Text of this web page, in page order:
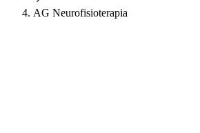
AG Neurofisioterapia